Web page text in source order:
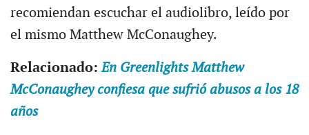
recomiendan escuchar el audiolibro, leído por
el mismo Matthew McConaughey.
Relacionado:En Greenlights Matthew
McConaughey confiesa que sufrió abusos a los 18
años